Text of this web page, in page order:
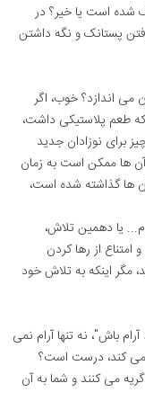
شده است یا خیر؟ در
پستانک و نگه داشتن
می اندازد؟ خوب، اگر
طعم پلاستیکی داشت،
برای نوزادان جدید
ها ممکن است به زمان
ها گذاشته شده است،
یا دهمین تلاش،
از رها کردن
مگر اینکه به تلاش خود
باش"، نه تنها آرام نمی
می‌ کند، درست است؟
می کنند و شما به آن